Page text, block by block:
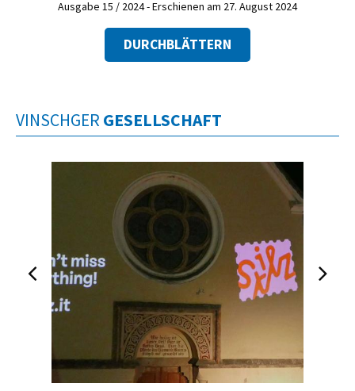
Ausgabe 15 / 2024 - Erschienen am 27. August 2024
DURCHBLÄTTERN
VINSCHGER GESELLSCHAFT